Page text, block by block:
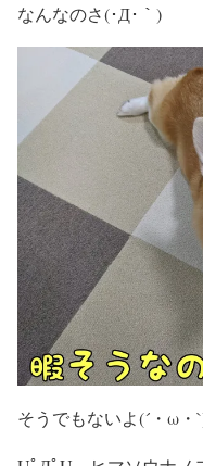
なんなのさ(･Д･｀)
そうでもないよ(´・ω・